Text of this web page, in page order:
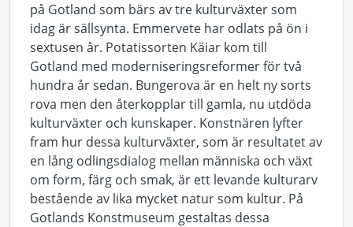
på Gotland som bärs av tre kulturväxter som
idag är sällsynta. Emmervete har odlats på ön i
sextusen år. Potatissorten Käiar kom till
Gotland med moderniseringsreformer för två
hundra år sedan. Bungerova är en helt ny sorts
rova men den återkopplar till gamla, nu utdöda
kulturväxter och kunskaper. Konstnären lyfter
fram hur dessa kulturväxter, som är resultatet av
en lång odlingsdialog mellan människa och växt
om form, färg och smak, är ett levande kulturarv
bestående av lika mycket natur som kultur. På
Gotlands Konstmuseum gestaltas dessa